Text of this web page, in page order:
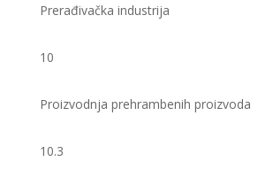
Prerađivačka industrija
10
Proizvodnja prehrambenih proizvoda
10.3